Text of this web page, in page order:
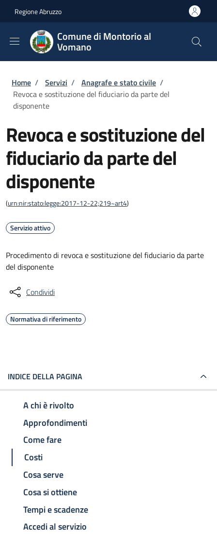
Regione Abruzzo
Comune di Montorio al
Vomano
Briciole di pane
Home / Servizi / Anagrafe e stato civile /
Revoca e sostituzione del fiduciario da parte del
disponente
Revoca e sostituzione del
fiduciario da parte del
disponente
(urn:nir:stato:legge:2017-12-22;219~art4)
Servizio attivo
Procedimento di revoca e sostituzione del fiduciario da parte
del disponente
Condividi
Normativa di riferimento
INDICE DELLA PAGINA
A chi è rivolto
Approfondimenti
Come fare
Costi
Cosa serve
Cosa si ottiene
Tempi e scadenze
Accedi al servizio